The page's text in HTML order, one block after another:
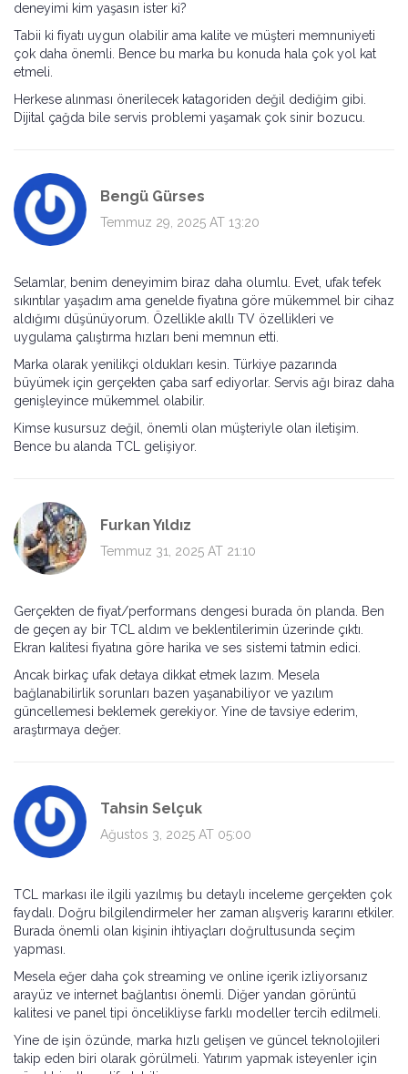
deneyimi kim yaşasın ister ki?
Tabii ki fiyatı uygun olabilir ama kalite ve müşteri memnuniyeti
çok daha önemli. Bence bu marka bu konuda hala çok yol kat
etmeli.
Herkese alınması önerilecek katagoriden değil dediğim gibi.
Dijital çağda bile servis problemi yaşamak çok sinir bozucu.
Bengü Gürses
Temmuz 29, 2025 AT 13:20
Selamlar, benim deneyimim biraz daha olumlu. Evet, ufak tefek
sıkıntılar yaşadım ama genelde fiyatına göre mükemmel bir cihaz
aldığımı düşünüyorum. Özellikle akıllı TV özellikleri ve
uygulama çalıştırma hızları beni memnun etti.
Marka olarak yenilikçi oldukları kesin. Türkiye pazarında
büyümek için gerçekten çaba sarf ediyorlar. Servis ağı biraz daha
genişleyince mükemmel olabilir.
Kimse kusursuz değil, önemli olan müşteriyle olan iletişim.
Bence bu alanda TCL gelişiyor.
Furkan Yıldız
Temmuz 31, 2025 AT 21:10
Gerçekten de fiyat/performans dengesi burada ön planda. Ben
de geçen ay bir TCL aldım ve beklentilerimin üzerinde çıktı.
Ekran kalitesi fiyatına göre harika ve ses sistemi tatmin edici.
Ancak birkaç ufak detaya dikkat etmek lazım. Mesela
bağlanabilirlik sorunları bazen yaşanabiliyor ve yazılım
güncellemesi beklemek gerekiyor. Yine de tavsiye ederim,
araştırmaya değer.
Tahsin Selçuk
Ağustos 3, 2025 AT 05:00
TCL markası ile ilgili yazılmış bu detaylı inceleme gerçekten çok
faydalı. Doğru bilgilendirmeler her zaman alışveriş kararını etkiler.
Burada önemli olan kişinin ihtiyaçları doğrultusunda seçim
yapması.
Mesela eğer daha çok streaming ve online içerik izliyorsanız
arayüz ve internet bağlantısı önemli. Diğer yandan görüntü
kalitesi ve panel tipi öncelikliyse farklı modeller tercih edilmeli.
Yine de işin özünde, marka hızlı gelişen ve güncel teknolojileri
takip eden biri olarak görülmeli. Yatırım yapmak isteyenler için